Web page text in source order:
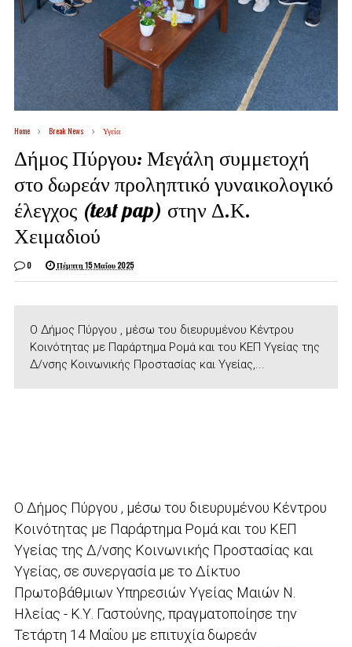
Home Break News Υγεία
Δήμος Πύργου: Μεγάλη συμμετοχή
στο δωρεάν προληπτικό γυναικολογικό
έλεγχος (test pap) στην Δ.Κ.
Χειμαδιού
0 Πέμπτη 15 Μαΐου 2025
Ο Δήμος Πύργου , μέσω του διευρυμένου Κέντρου
Κοινότητας με Παράρτημα Ρομά και του ΚΕΠ Υγείας της
Δ/νσης Κοινωνικής Προστασίας και Υγείας,...
Ο Δήμος Πύργου , μέσω του διευρυμένου Κέντρου
Κοινότητας με Παράρτημα Ρομά και του ΚΕΠ
Υγείας της Δ/νσης Κοινωνικής Προστασίας και
Υγείας, σε συνεργασία με το Δίκτυο
Πρωτοβάθμιων Υπηρεσιών Υγείας Μαιών Ν.
Ηλείας - Κ.Υ. Γαστούνης, πραγματοποίησε την
Τετάρτη 14 Μαΐου με επιτυχία δωρεάν